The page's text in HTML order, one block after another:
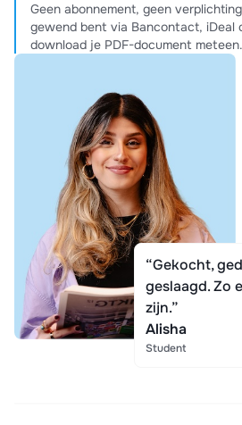
Geen abonnement, geen
gewend bent via Bancontact, iDeal
download je PDF-document meteen.
“Gekocht,
geslaagd. Zo
zijn.”
Alisha
Student